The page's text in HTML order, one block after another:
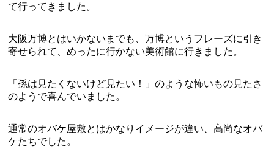
て行ってきました。
大阪万博とはいかないまでも、万博というフレーズに引き
寄せられて、めったに行かない美術館に行きました。
「孫は見たくないけど見たい！」のような怖いもの見たさ
のようで喜んでいました。
通常のオバケ屋敷とはかなりイメージが違い、高尚なオバ
ケたちでした。